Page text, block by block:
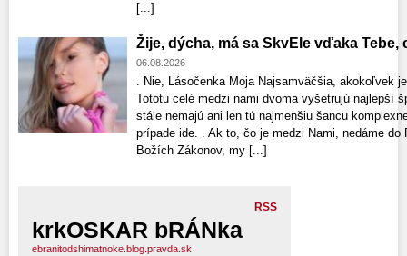
[...]
Žije, dýcha, má sa SkvEle vďaka Tebe,
06.08.2026
. Nie, Lásočenka Moja Najsamväčšia, akokoľvek
Tototu celé medzi nami dvoma vyšetrujú najlepší
stále nemajú ani len tú najmenšiu šancu
prípade ide. . Ak to, čo je medzi Nami, nedáme
Božích Zákonov, my [...]
RSS
krkOSKAR bRÁNka
ebranitodshimatnoke.blog.pravda.sk